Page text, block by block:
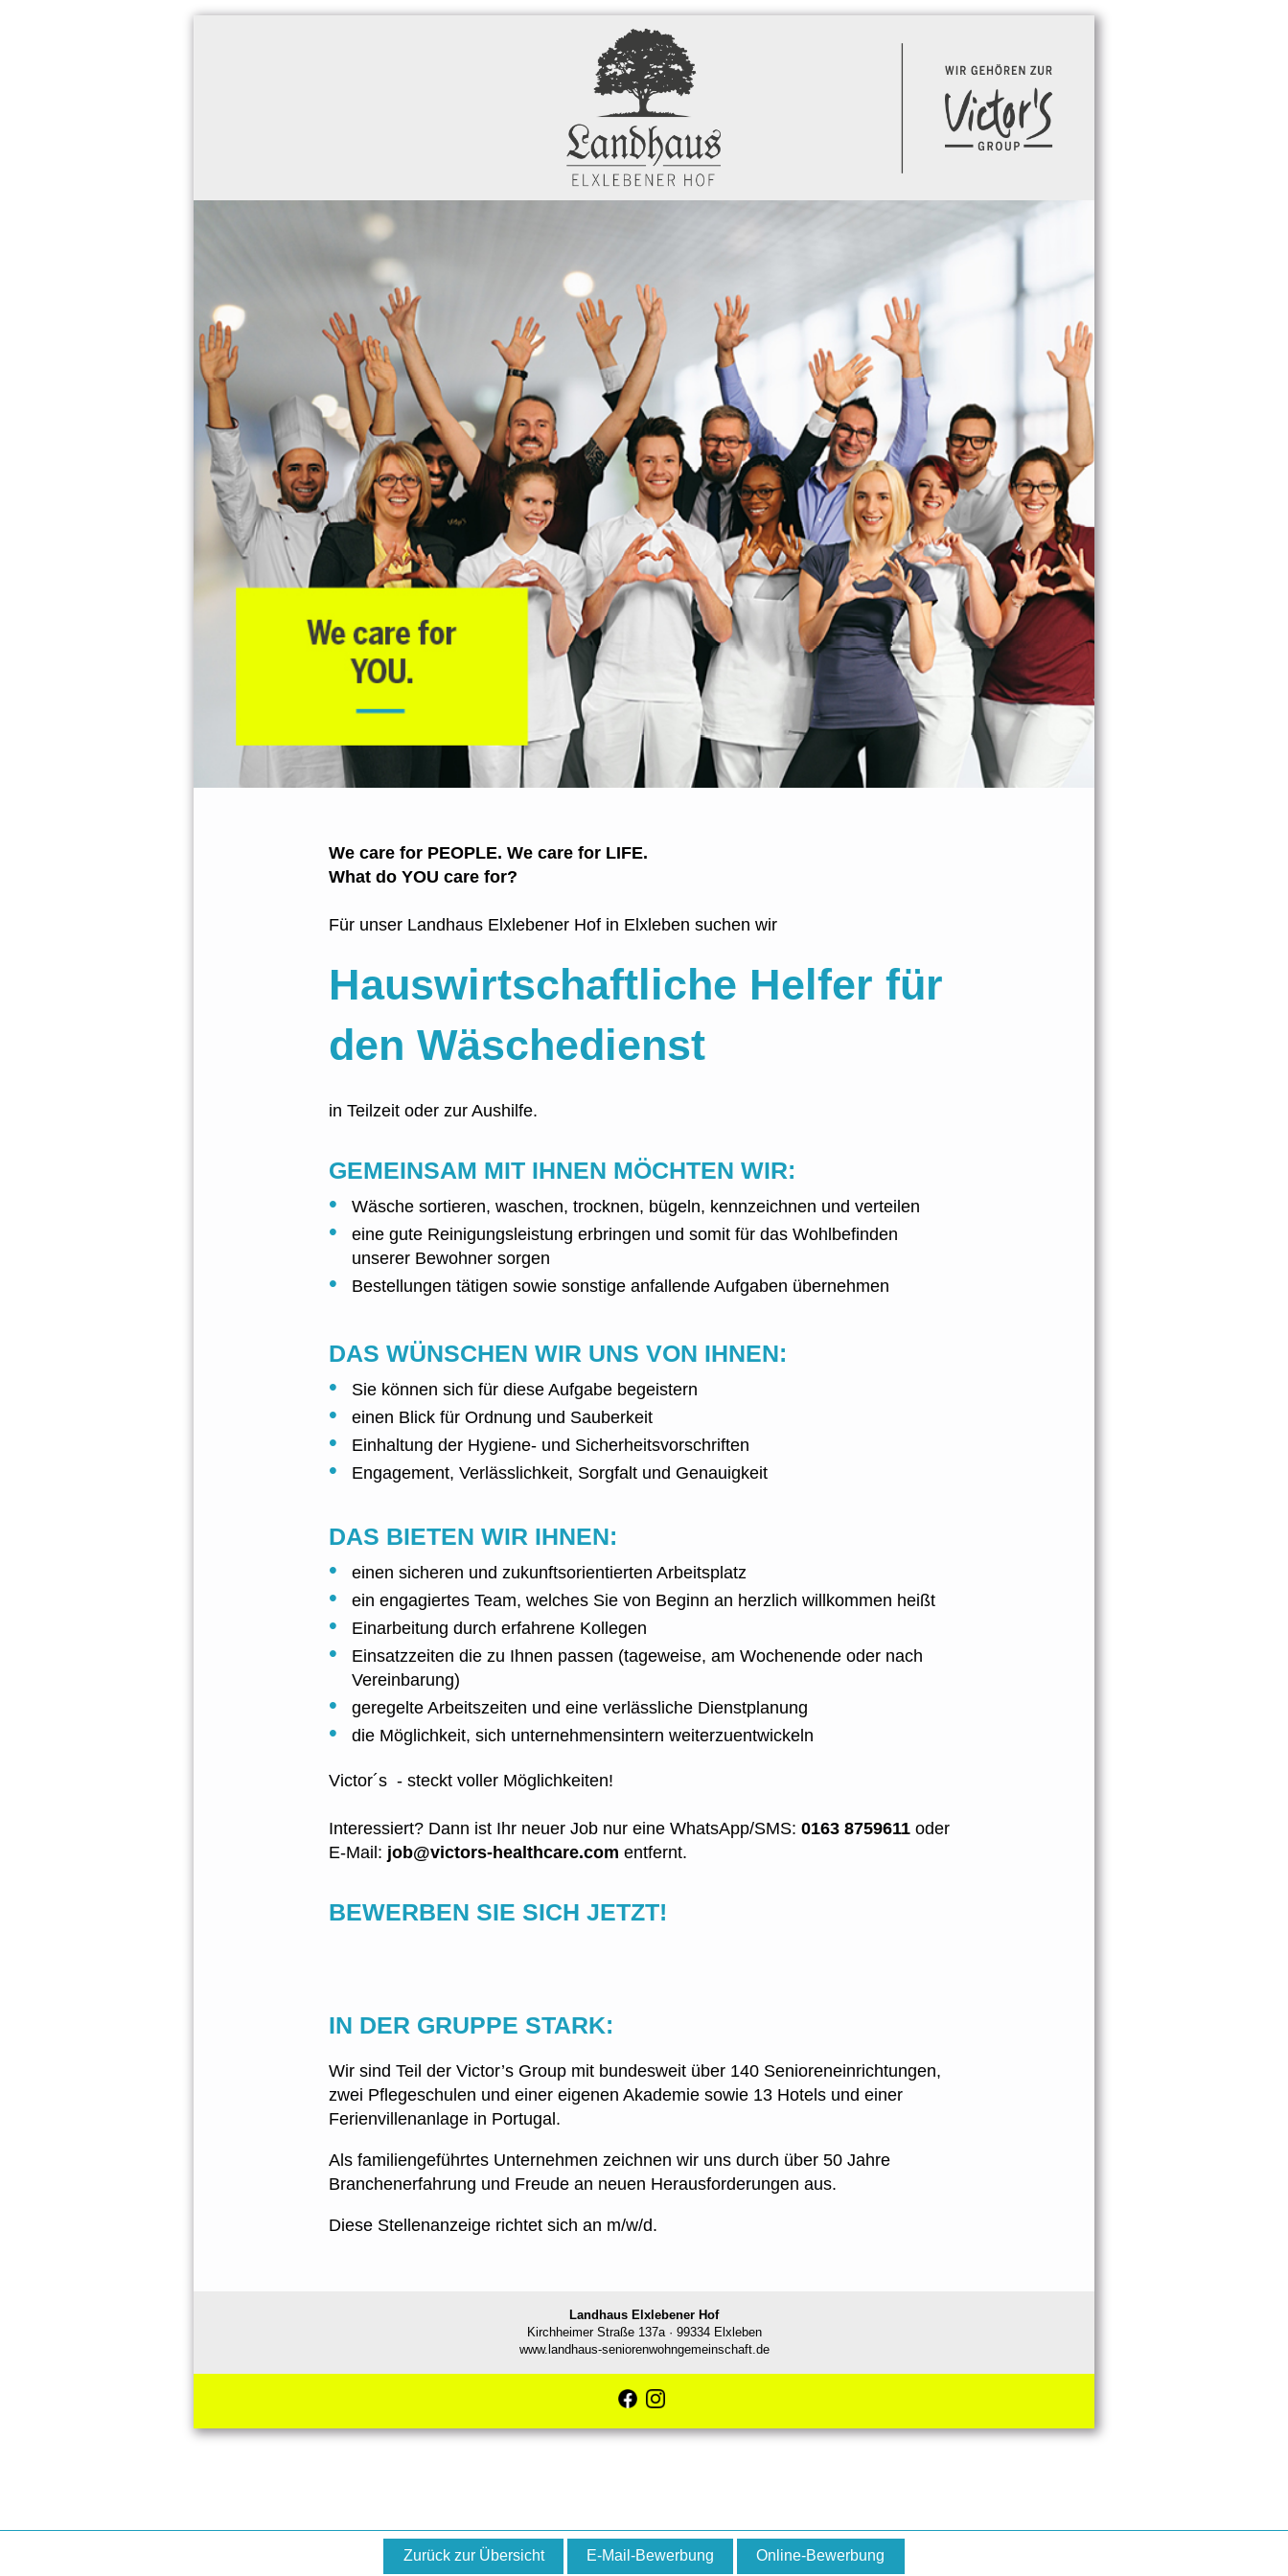
We care for PEOPLE. We care for LIFE.
What do YOU care for?
Für unser Landhaus Elxlebener Hof in Elxleben suchen wir
Hauswirtschaftliche Helfer für
den Wäschedienst
in Teilzeit oder zur Aushilfe.
GEMEINSAM MIT IHNEN MÖCHTEN WIR:
Wäsche sortieren, waschen, trocknen, bügeln, kennzeichnen und verteilen
eine gute Reinigungsleistung erbringen und somit für das Wohlbefinden
unserer Bewohner sorgen
Bestellungen tätigen sowie sonstige anfallende Aufgaben übernehmen
DAS WÜNSCHEN WIR UNS VON IHNEN:
Sie können sich für diese Aufgabe begeistern
einen Blick für Ordnung und Sauberkeit
Einhaltung der Hygiene- und Sicherheitsvorschriften
Engagement, Verlässlichkeit, Sorgfalt und Genauigkeit
DAS BIETEN WIR IHNEN:
einen sicheren und zukunftsorientierten Arbeitsplatz
ein engagiertes Team, welches Sie von Beginn an herzlich willkommen heißt
Einarbeitung durch erfahrene Kollegen
Einsatzzeiten die zu Ihnen passen (tageweise, am Wochenende oder nach
Vereinbarung)
geregelte Arbeitszeiten und eine verlässliche Dienstplanung
die Möglichkeit, sich unternehmensintern weiterzuentwickeln
Victor´s - steckt voller Möglichkeiten!
Interessiert? Dann ist Ihr neuer Job nur eine WhatsApp/SMS: 0163 8759611 oder
E-Mail: job@victors-healthcare.com entfernt.
BEWERBEN SIE SICH JETZT!
IN DER GRUPPE STARK:
Wir sind Teil der Victor’s Group mit bundesweit über 140 Senioreneinrichtungen,
zwei Pflegeschulen und einer eigenen Akademie sowie 13 Hotels und einer
Ferienvillenanlage in Portugal.
Als familiengeführtes Unternehmen zeichnen wir uns durch über 50 Jahre
Branchenerfahrung und Freude an neuen Herausforderungen aus.
Diese Stellenanzeige richtet sich an m/w/d.
Landhaus Elxlebener Hof
Kirchheimer Straße 137a · 99334 Elxleben
www.landhaus-seniorenwohngemeinschaft.de
Zurück zur Übersicht E-Mail-Bewerbung Online-Bewerbung